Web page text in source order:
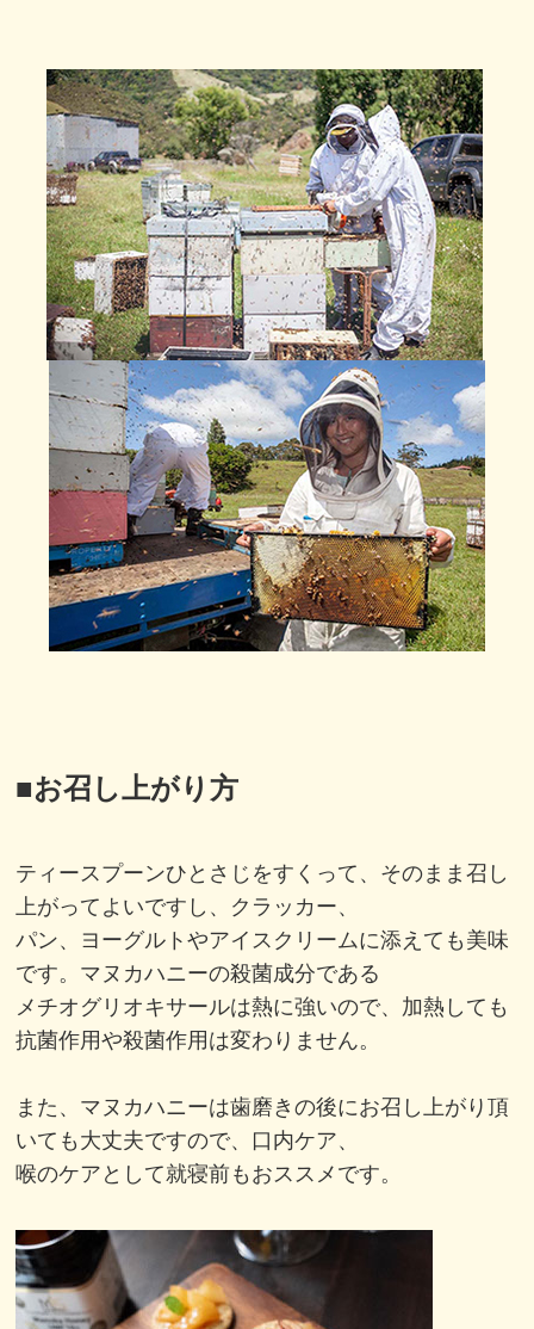
■お召し上がり方
ティースプーンひとさじをすくって、そのまま召し
上がってよいですし、クラッカー、
パン、ヨーグルトやアイスクリームに添えても美味
です。マヌカハニーの殺菌成分である
メチオグリオキサールは熱に強いので、加熱しても
抗菌作用や殺菌作用は変わりません。
また、マヌカハニーは歯磨きの後にお召し上がり頂
いても大丈夫ですので、口内ケア、
喉のケアとして就寝前もおススメです。